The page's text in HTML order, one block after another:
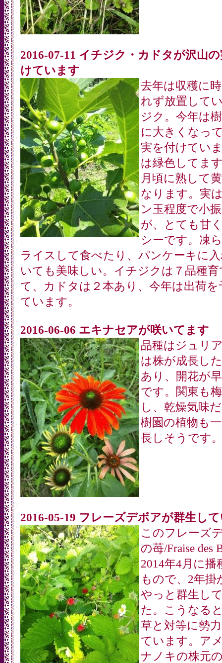
2016-07-11 イチジク・カドタが沢山
けています
去年は収穫に
れず放置して
ジク。今年は
に大きくなっ
実を付けてい
は緑色してま
月頃に熟して
なります。実
ン玉程度で小
が、とても甘
シーです。凍
ライスして食べたり、パンケーキに
いても美味しい。イチジクは７品種
て、カドタは２本あり、今年は出荷を
ています。
2016-06-06 エキナセアが咲いてます
品種はジュリ
は株が成長し
あり、開花が
です。関東も
し、乾燥気味
樹園の植物も
長しそうです
2016-05-19 フレーズデボアが群生し
このフレーズ
の苺/Fraise des
2014年4月に播
もので、2年掛
やっと群生し
た。こうなる
草と対等に勢
ています。ア
ナノキの株元